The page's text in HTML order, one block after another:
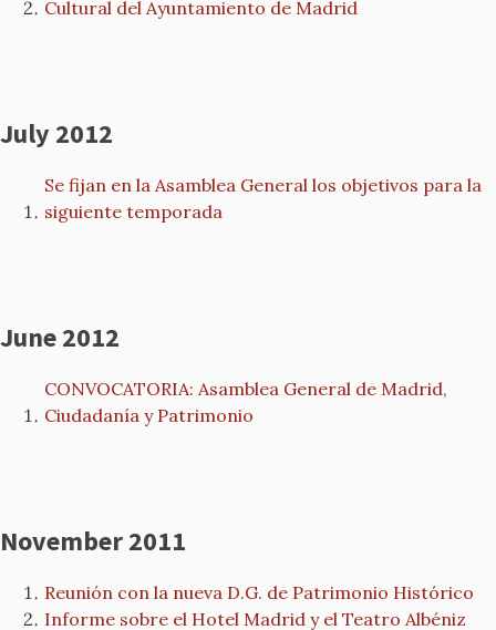
Cultural del Ayuntamiento de Madrid
July 2012
Se fijan en la Asamblea General los objetivos para la
siguiente temporada
June 2012
CONVOCATORIA: Asamblea General de Madrid,
Ciudadanía y Patrimonio
November 2011
Reunión con la nueva D.G. de Patrimonio Histórico
Informe sobre el Hotel Madrid y el Teatro Albéniz